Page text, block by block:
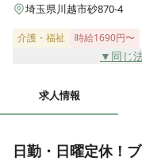
埼玉県川越市砂870-4
介護・福祉 時給1690円〜
▼同じ
求人情報
日勤・日曜定休！